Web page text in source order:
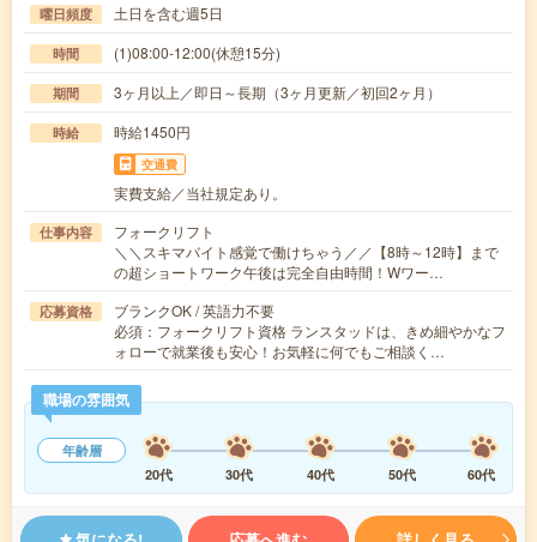
曜日頻度 土日を含む週5日
時間 (1)08:00-12:00(休憩15分)
期間 3ヶ月以上／即日～長期（3ヶ月更新／初回2ヶ月）
時給 時給1450円
交通費
実費支給／当社規定あり。
仕事内容
フォークリフト
＼＼スキマバイト感覚で働けちゃう／／【8時～12時】まで
の超ショートワーク午後は完全自由時間！Wワー…
応募資格
ブランクOK / 英語力不要
必須：フォークリフト資格 ランスタッドは、きめ細やかなフ
ォローで就業後も安心！お気軽に何でもご相談く…
職場の雰囲気
年齢層
20代
30代 40代 50代 60代